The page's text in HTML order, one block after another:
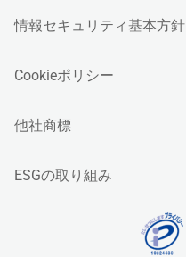
情報セキュリティ基本方針
Cookieポリシー
他社商標
ESGの取り組み